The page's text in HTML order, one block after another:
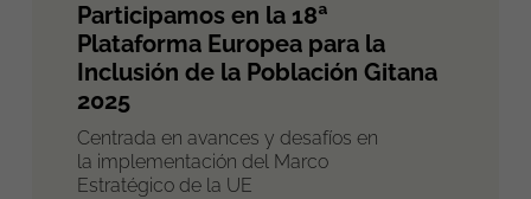
Participamos en la 18ª
Plataforma Europea para la
Inclusión de la Población Gitana
2025
Centrada en avances y desafíos en
la implementación del Marco
Estratégico de la UE